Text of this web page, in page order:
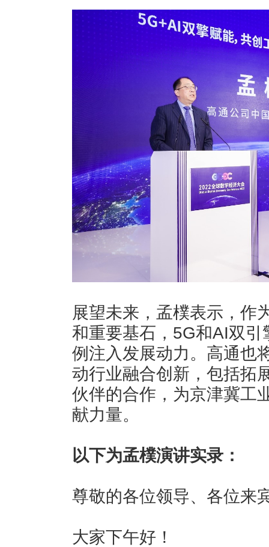
展望未来，孟樸表示，作
和重要基石，5G和AI双
例注入发展动力。高通也
动行业融合创新，包括拓
伙伴的合作，为京津冀工
献力量。
以下为孟樸演讲实录：
尊敬的各位领导、各位来
大家下午好！